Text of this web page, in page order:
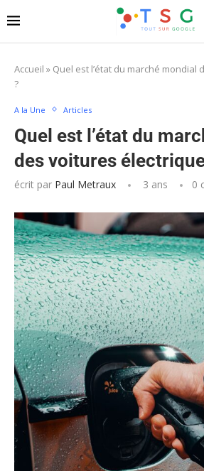
Accueil » Quel est l’état du marché mondial
?
A la Une Articles
Quel est l’état du
des voitures
écrit par Paul Metraux 3 ans 0